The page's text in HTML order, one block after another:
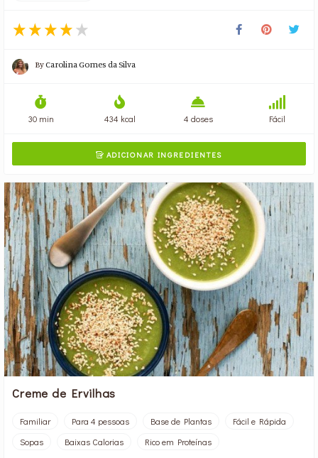
ByCarolina Gomes da Silva
30 min 434 kcal 4 doses Fácil
ADICIONAR INGREDIENTES
Creme de Ervilhas
Familiar Para 4 pessoas Base de Plantas
Fácil e Rápida
Sopas
Baixas Calorias Rico em Proteínas